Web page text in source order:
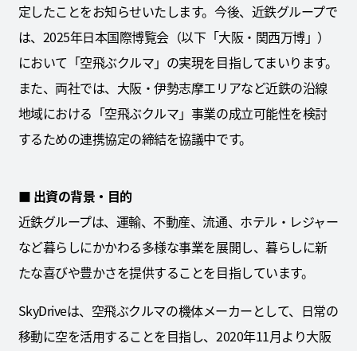
定したことをお知らせいたします。今後、近鉄グループで
は、2025年日本国際博覧会（以下「大阪・関西万博」）
において「空飛ぶクルマ」の実現を目指してまいります。
また、両社では、大阪・伊勢志摩エリアなど近鉄の沿線
地域における「空飛ぶクルマ」事業の成立可能性を検討
するための連携協定の締結を協議中です。
■ 出資の背景・目的
近鉄グループは、運輸、不動産、流通、ホテル・レジャー
など暮らしにかかわる多様な事業を展開し、暮らしに新
たな喜びや豊かさを提供することを目指しています。
SkyDriveは、空飛ぶクルマの機体メーカーとして、日常の
移動に空を活用することを目指し、2020年11月より大阪